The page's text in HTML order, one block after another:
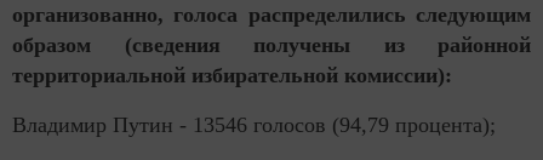
организованно, голоса распределились следующим
образом (сведения получены из районной
территориальной избирательной комиссии):
Владимир Путин - 13546 голосов (94,79 процента);